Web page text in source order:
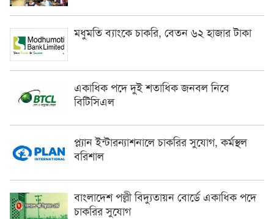
মধুমতি ব্যাংকে চাকরি, বেতন ৬২ হাজার টাকা
একাধিক পদে দুই শতাধিক জনবল নিবে
বিটিসিএল
প্ল্যান ইন্টারন্যাশনালে চাকরির সুযোগ, কর্মস্থল
বরিশাল
বাংলাদেশ পল্লী বিদ্যুতায়ন বোর্ডে একাধিক পদে
চাকরির সুযোগ